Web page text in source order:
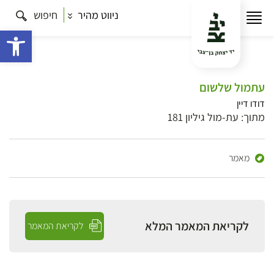
ניווט מהיר חיפוש
עתמול שלשום
דודו דיין
מתוך: עת-מול גיליון 181
מאמר
לקריאת המאמר המלא לקריאת המאמר